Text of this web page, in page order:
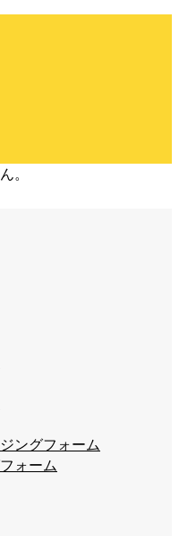
ングフォーム
ォーム
。